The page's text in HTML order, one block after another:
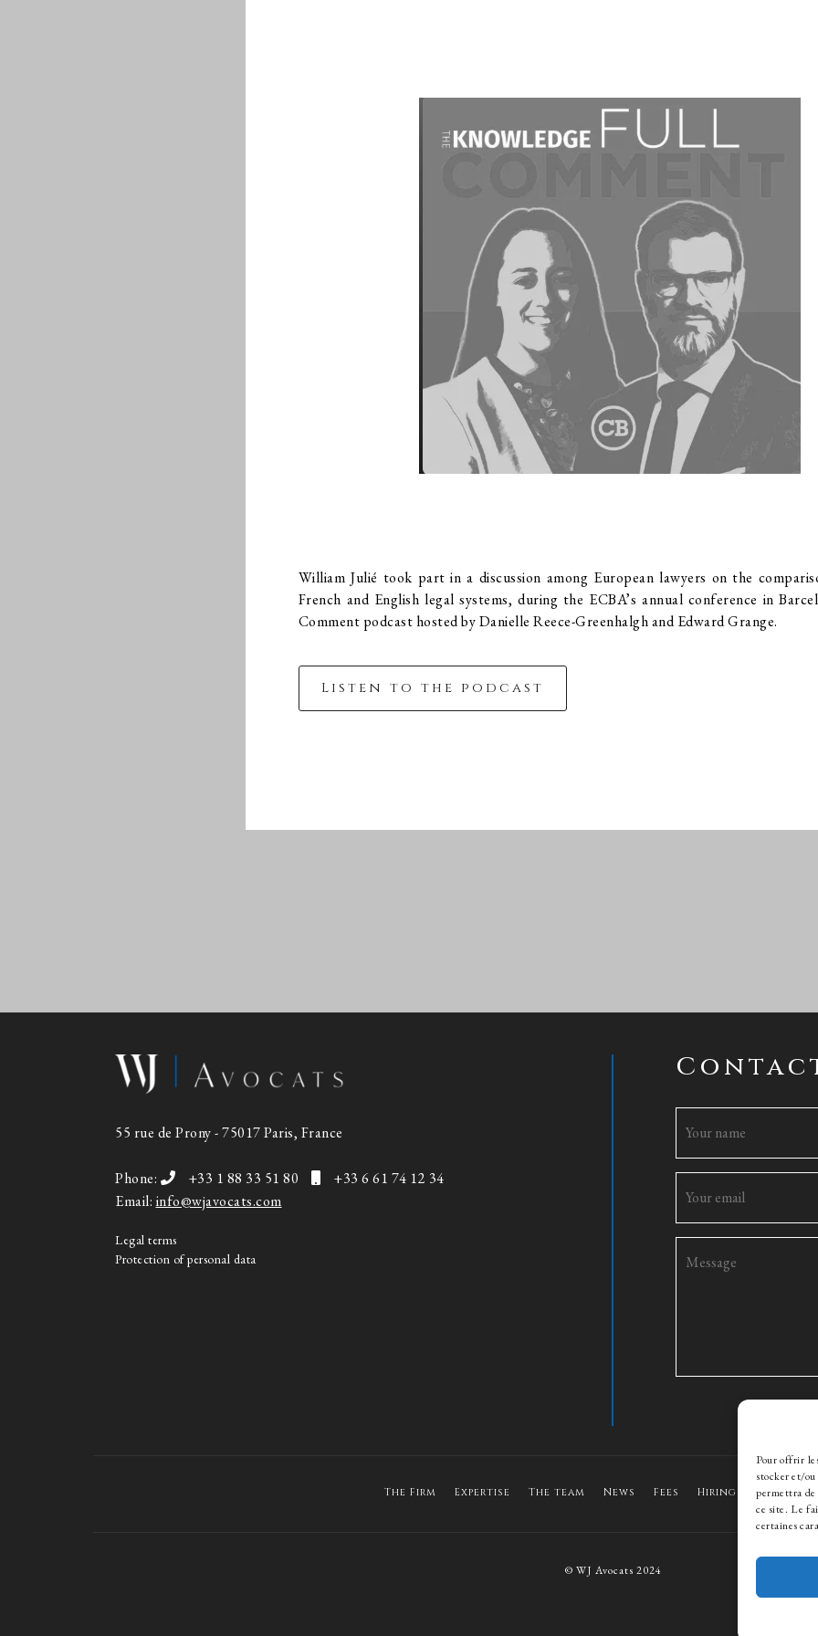
Pour offrir
stocker et/
permettra
ce site. Le
certaines
William Julié took part in a discussion among European lawyers on the
French and English legal systems, during the ECBA’s annual conference in
Comment podcast hosted by Danielle Reece-Greenhalgh and Edward Grange.
Listen to the podcast
55 rue de Prony - 75017 Paris, France
Phone: +33 1 88 33 51 80
+33 6 61 74 12 34
Email: info@wjavocats.com
Legal terms
Protection of personal data
The Firm Expertise The team News Fees Hiring Contact
© WJ Avocats 2024